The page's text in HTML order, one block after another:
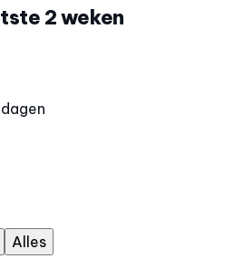
2 weken
Alles